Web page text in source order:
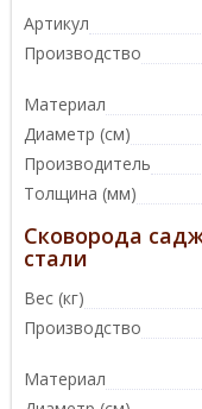
Артикул
Производство
Материал
Диаметр (см)
Производитель
Толщина (мм)
Сковорода
стали
Вес (кг)
Производство
Материал